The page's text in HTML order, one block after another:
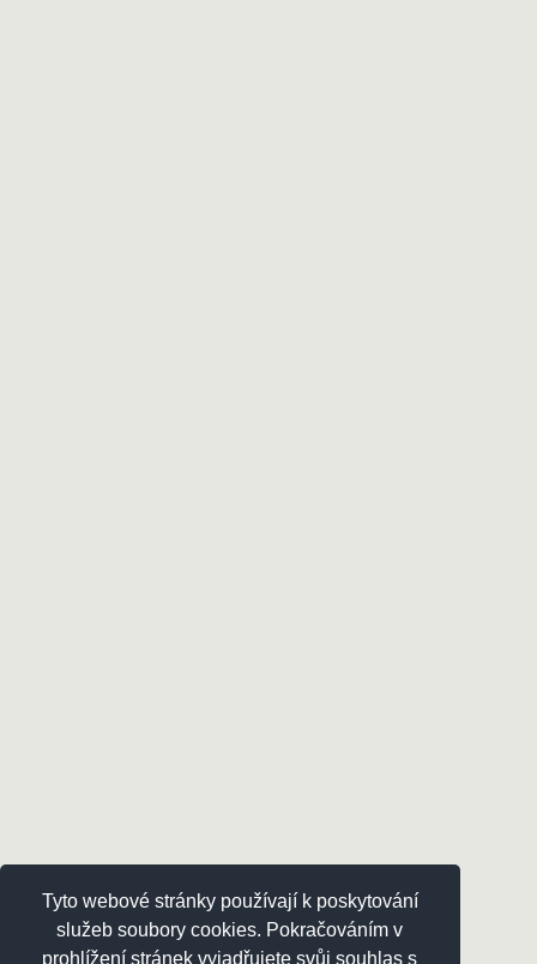
Tyto webové stránky používají k poskytování
služeb soubory cookies. Pokračováním v
prohlížení stránek vyjadřujete svůj souhlas s